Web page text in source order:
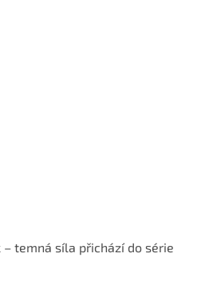
– temná síla přichází do série